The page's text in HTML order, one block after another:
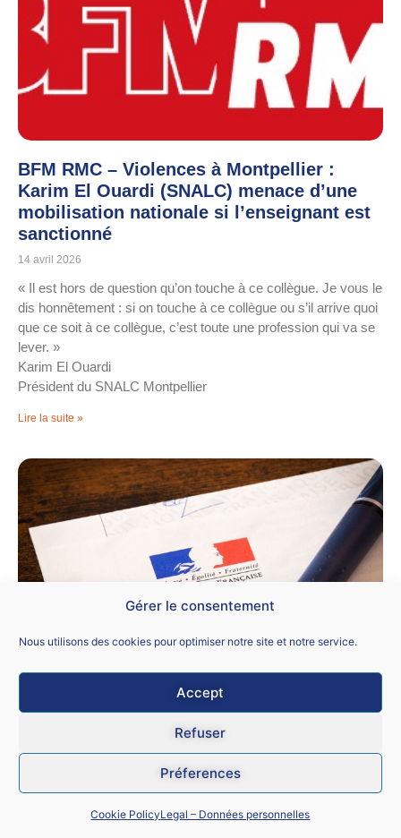
Gérer le consentement
Nous utilisons des cookies pour optimiser notre site et notre service.
Accept
Refuser
Préferences
Cookie PolicyLegal – Données personnelles
BFM RMC – Violences à Montpellier :
Karim El Ouardi (SNALC) menace d’une
mobilisation nationale si l’enseignant est
sanctionné
14 avril 2026
« Il est hors de question qu’on touche à ce collègue. Je vous le
dis honnêtement : si on touche à ce collègue ou s’il arrive quoi
que ce soit à ce collègue, c’est toute une profession qui va se
lever. »
Karim El Ouardi
Président du SNALC Montpellier
Lire la suite »
Revalorisation des AED en CDI : courrier
Lire la suite »